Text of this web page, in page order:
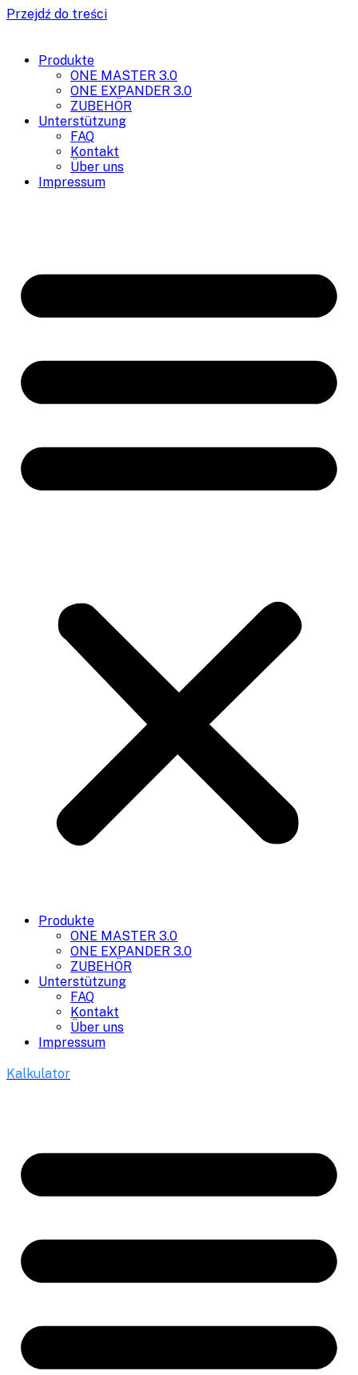
Przejdź do treści
Produkte
ONE MASTER 3.0
ONE EXPANDER 3.0
ZUBEHÖR
Unterstützung
FAQ
Kontakt
Über uns
Impressum
Produkte
ONE MASTER 3.0
ONE EXPANDER 3.0
ZUBEHÖR
Unterstützung
FAQ
Kontakt
Über uns
Impressum
Kalkulator